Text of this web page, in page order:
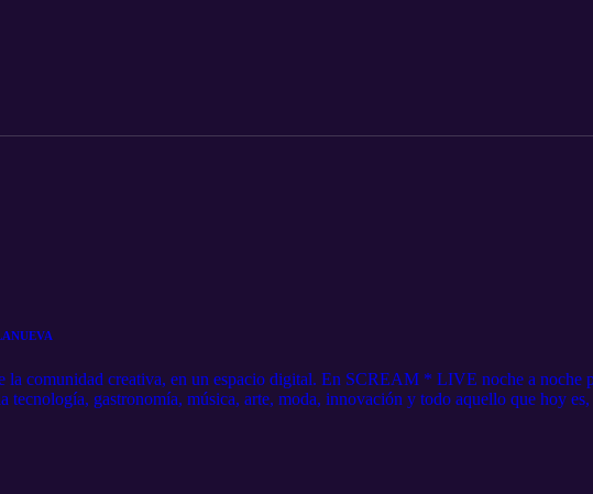
la comunidad creativa, en un espacio digital. En SCREAM * LIVE noche a noche
tecnología, gastronomía, música, arte, moda, innovación y todo aquello que hoy
https://tinyurl.com/45txpt72 Instagram: https://www.instagram.com/mijangos